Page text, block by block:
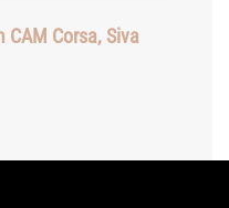
Corsa, Siva